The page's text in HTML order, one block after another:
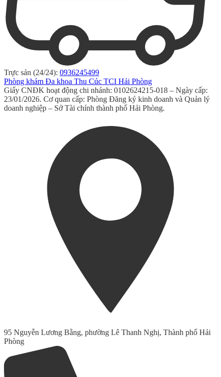
Trực sản (24/24): 0936245499
Phòng khám Đa khoa Thu Cúc TCI Hải Phòng
Giấy CNĐK hoạt động chi nhánh: 0102624215-018 – Ngày cấp:
23/01/2026. Cơ quan cấp: Phòng Đăng ký kinh doanh và Quản lý
doanh nghiệp – Sở Tài chính thành phố Hải Phòng.
95 Nguyễn Lương Bằng, phường Lê Thanh Nghị, Thành phố Hải
Phòng